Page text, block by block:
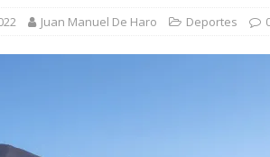
Juan Manuel De Haro Deportes